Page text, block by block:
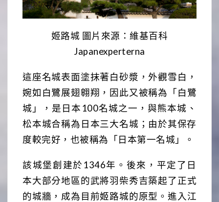
姬路城 圖片來源：維基百科
Japanexperterna
這座名城表面塗抹著白砂漿，外觀雪白，
婉如白鷺展翅翱翔，因此又被稱為「白鷺
城」，是日本100名城之一，與熊本城、
松本城合稱為日本三大名城；由於其保存
度較完好，也被稱為「日本第一名城」。
該城堡創建於1346年。後來，平定了日
本大部分地區的武將羽柴秀吉築起了正式
的城牆，成為目前姬路城的原型。進入江